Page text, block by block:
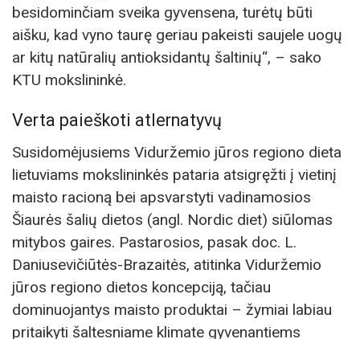
besidominčiam sveika gyvensena, turėtų būti
aišku, kad vyno taurę geriau pakeisti saujele uogų
ar kitų natūralių antioksidantų šaltinių“, – sako
KTU mokslininkė.
Verta paieškoti atlernatyvų
Susidomėjusiems Viduržemio jūros regiono dieta
lietuviams mokslininkės pataria atsigręžti į vietinį
maisto racioną bei apsvarstyti vadinamosios
Šiaurės šalių dietos (angl. Nordic diet) siūlomas
mitybos gaires. Pastarosios, pasak doc. L.
Daniusevičiūtės-Brazaitės, atitinka Viduržemio
jūros regiono dietos koncepciją, tačiau
dominuojantys maisto produktai – žymiai labiau
pritaikyti šaltesniame klimate gyvenantiems